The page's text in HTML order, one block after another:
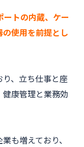
ートの内蔵、ケー
使用を前提とし
、立ち仕事と座
康管理と業務効
も増えており、